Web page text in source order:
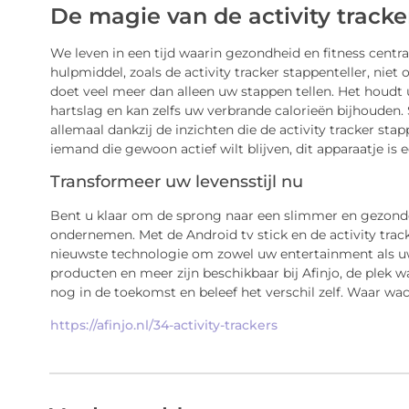
De magie van de activity
We leven in een tijd waarin gezondheid en fitness
hulpmiddel, zoals de activity tracker stappenteller, niet
doet veel meer dan alleen uw stappen tellen. Het
hartslag en kan zelfs uw verbrande calorieën
allemaal dankzij de inzichten die de activity tracker
iemand die gewoon actief wilt blijven, dit apparaatje is
Transformeer uw levensstijl nu
Bent u klaar om de sprong naar een slimmer en
ondernemen. Met de Android tv stick en de activity
nieuwste technologie om zowel uw entertainment als
producten en meer zijn beschikbaar bij Afinjo, de plek
nog in de toekomst en beleef het verschil zelf. Waar
https://afinjo.nl/34-activity-trackers